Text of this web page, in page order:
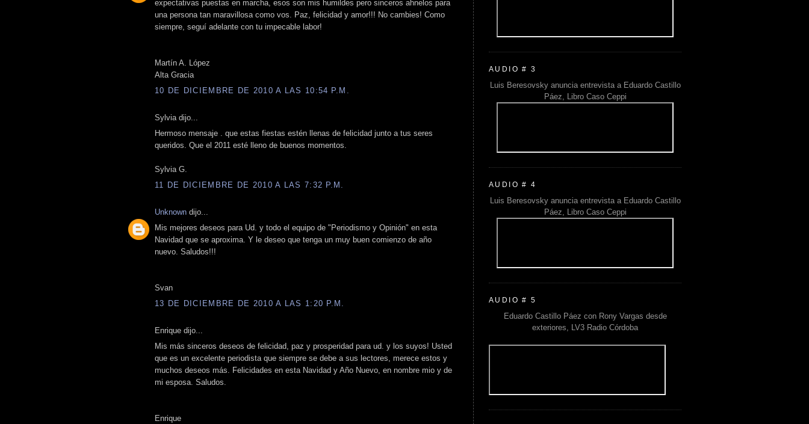
expectativas puestas en marcha, esos son mis humildes pero sinceros ahnelos para
una persona tan maravillosa como vos. Paz, felicidad y amor!!! No cambies! Como
siempre, seguí adelante con tu impecable labor!
Martín A. López
Alta Gracia
10 DE DICIEMBRE DE 2010 A LAS 10:54 P.M.
Sylvia dijo...
Hermoso mensaje . que estas fiestas estén llenas de felicidad junto a tus seres
queridos. Que el 2011 esté lleno de buenos momentos.
Sylvia G.
11 DE DICIEMBRE DE 2010 A LAS 7:32 P.M.
Unknown dijo...
Mis mejores deseos para Ud. y todo el equipo de "Periodismo y Opinión" en esta
Navidad que se aproxima. Y le deseo que tenga un muy buen comienzo de año
nuevo. Saludos!!!
Svan
13 DE DICIEMBRE DE 2010 A LAS 1:20 P.M.
Enrique dijo...
Mis más sinceros deseos de felicidad, paz y prosperidad para ud. y los suyos! Usted
que es un excelente periodista que siempre se debe a sus lectores, merece estos y
muchos deseos más. Felicidades en esta Navidad y Año Nuevo, en nombre mio y de
mi esposa. Saludos.
Enrique
AUDIO # 3
Luis Beresovsky anuncia entrevista a Eduardo Castillo
Páez, Libro Caso Ceppi
AUDIO # 4
Luis Beresovsky anuncia entrevista a Eduardo Castillo
Páez, Libro Caso Ceppi
AUDIO # 5
Eduardo Castillo Páez con Rony Vargas desde
exteriores, LV3 Radio Córdoba